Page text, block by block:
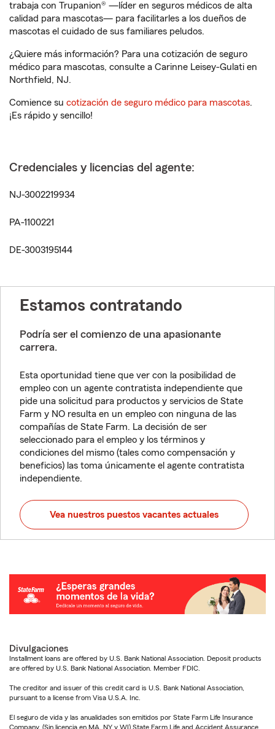
trabaja con Trupanion® —líder en seguros médicos de alta
calidad para mascotas— para facilitarles a los dueños de
mascotas el cuidado de sus familiares peludos.
¿Quiere más información? Para una cotización de seguro
médico para mascotas, consulte a Carinne Leisey-Gulati en
Northfield, NJ.
Comience su cotización de seguro médico para mascotas.
¡Es rápido y sencillo!
Credenciales y licencias del agente:
NJ-3002219934
PA-1100221
DE-3003195144
Estamos contratando
Podría ser el comienzo de una apasionante
carrera.
Esta oportunidad tiene que ver con la posibilidad de
empleo con un agente contratista independiente que
pide una solicitud para productos y servicios de State
Farm y NO resulta en un empleo con ninguna de las
compañías de State Farm. La decisión de ser
seleccionado para el empleo y los términos y
condiciones del mismo (tales como compensación y
beneficios) las toma únicamente el agente contratista
independiente.
Vea nuestros puestos vacantes actuales
Divulgaciones
Installment loans are offered by U.S. Bank National Association. Deposit products
are offered by U.S. Bank National Association. Member FDIC.
The creditor and issuer of this credit card is U.S. Bank National Association,
pursuant to a license from Visa U.S.A. Inc.
El seguro de vida y las anualidades son emitidos por State Farm Life Insurance
Company. (Sin licencia en MA, NY y WI) State Farm Life and Accident Assurance